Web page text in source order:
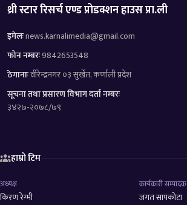
थ्री स्टार रिसर्च एण्ड प्रोडक्शन हाउस प्रा.ली
इमेलःnews.karnalimedia@gmail.com
फोन नम्बरः9842653548
ठेगानाःवीरेन्द्रनगर ०३ सुर्खेत, कर्णाली प्रदेश
सूचना तथा प्रसारण विभाग दर्ता नम्बरः
३४२७-२०७८/७९
हाम्रो टिम
अध्यक्ष
किरण रेग्मी
कार्यकारी सम्पादक
जगत सापकोटा